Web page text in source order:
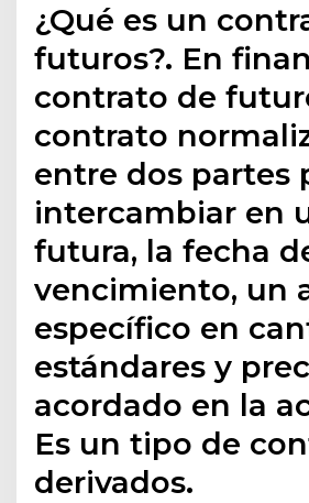
¿Qué es un
futuros?. En
contrato de
contrato
entre dos partes
intercambiar en
futura, la fecha
vencimiento, un
específico en
estándares y
acordado en la
Es un tipo de
derivados.